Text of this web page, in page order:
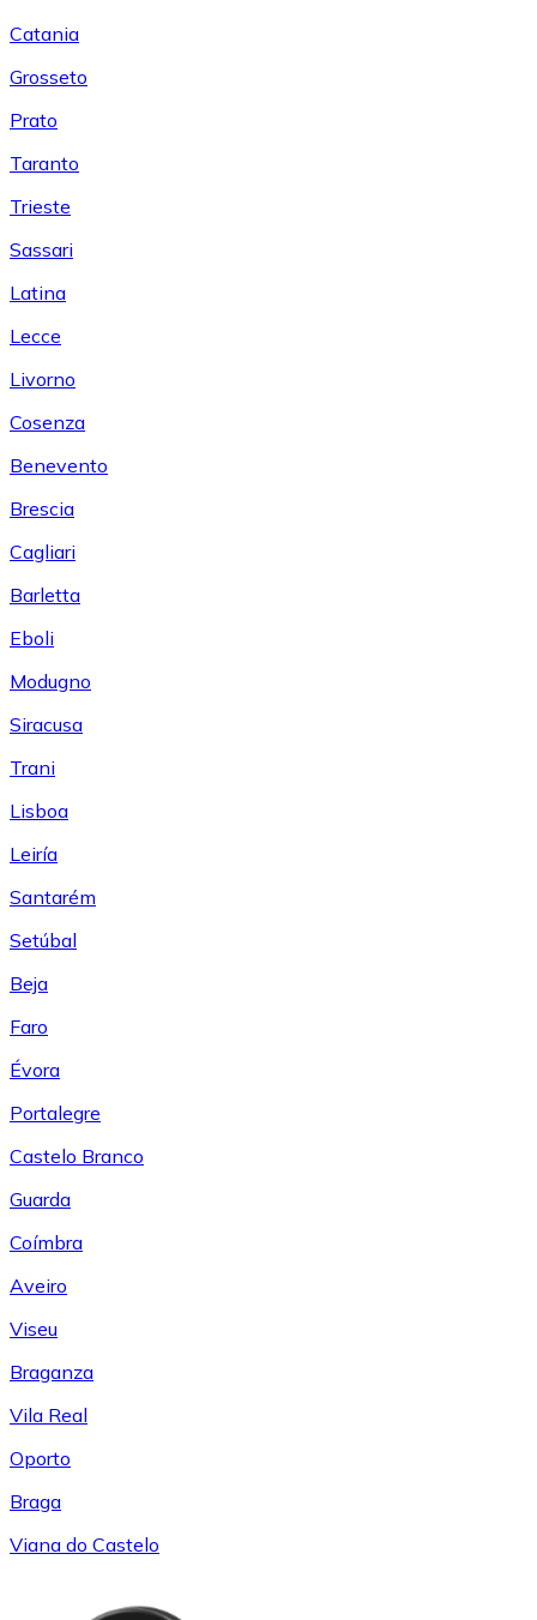
Catania
Grosseto
Prato
Taranto
Trieste
Sassari
Latina
Lecce
Livorno
Cosenza
Benevento
Brescia
Cagliari
Barletta
Eboli
Modugno
Siracusa
Trani
Lisboa
Leiría
Santarém
Setúbal
Beja
Faro
Évora
Portalegre
Castelo Branco
Guarda
Coímbra
Aveiro
Viseu
Braganza
Vila Real
Oporto
Braga
Viana do Castelo